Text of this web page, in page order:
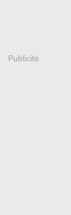
Publicité